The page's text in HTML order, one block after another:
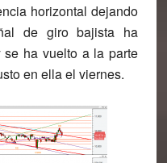
horizontal dejando
de giro bajista ha
ha vuelto a la parte
en ella el viernes.